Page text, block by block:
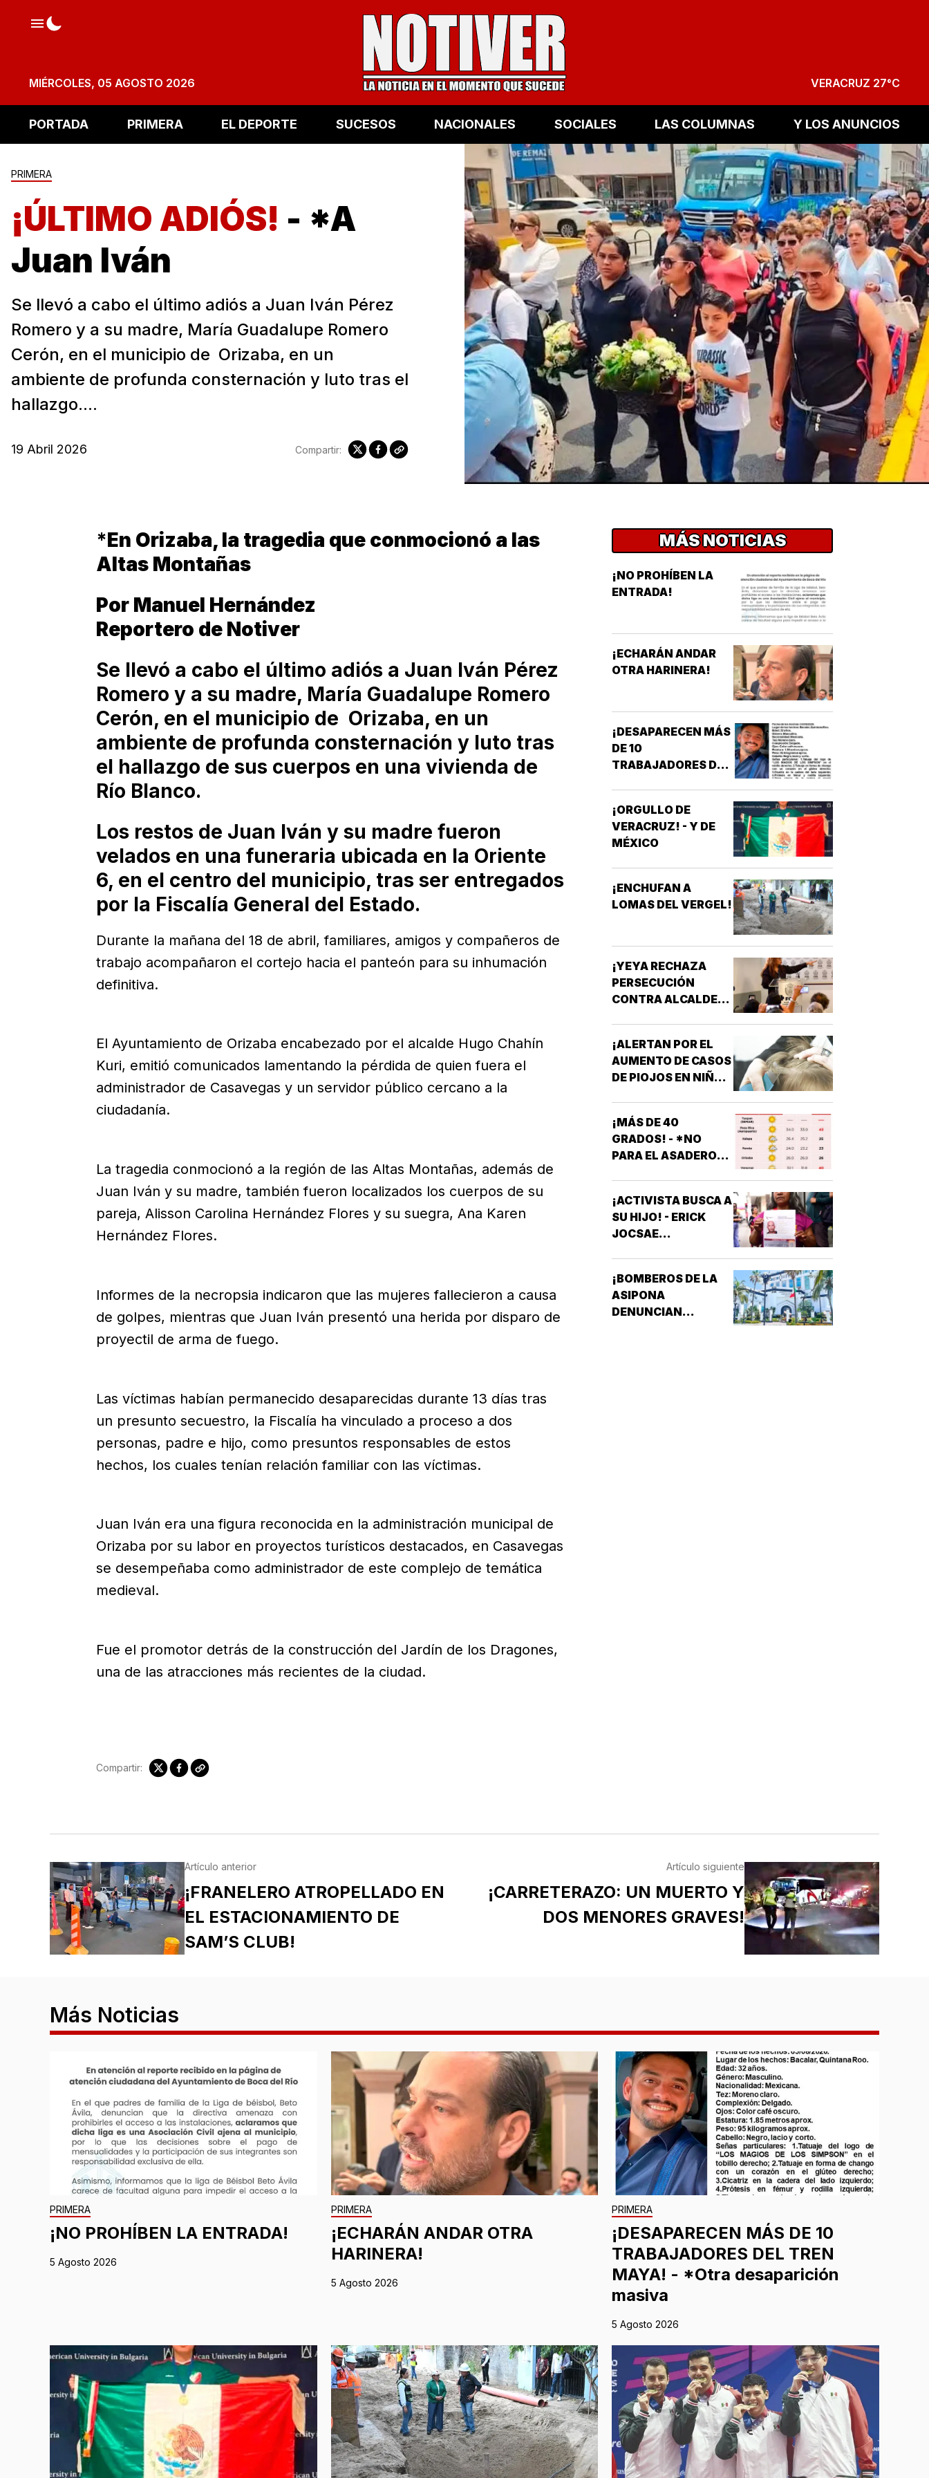
MIÉRCOLES, 05 AGOSTO 2026 VERACRUZ 27°C
PORTADA PRIMERA EL DEPORTE SUCESOS NACIONALES SOCIALES LAS COLUMNAS Y LOS ANUNCIOS
PRIMERA
¡ÚLTIMO ADIÓS! - *A
Juan Iván
Se llevó a cabo el último adiós a Juan Iván Pérez
Romero y a su madre, María Guadalupe Romero
Cerón, en el municipio de Orizaba, en un
ambiente de profunda consternación y luto tras el
hallazgo....
19 Abril 2026 Compartir:
*En Orizaba, la tragedia que conmocionó a las
Altas Montañas
Por Manuel Hernández
Reportero de Notiver
Se llevó a cabo el último adiós a Juan Iván Pérez
Romero y a su madre, María Guadalupe Romero
Cerón, en el municipio de Orizaba, en un
ambiente de profunda consternación y luto tras
el hallazgo de sus cuerpos en una vivienda de
Río Blanco.
Los restos de Juan Iván y su madre fueron
velados en una funeraria ubicada en la Oriente
6, en el centro del municipio, tras ser entregados
por la Fiscalía General del Estado.
Durante la mañana del 18 de abril, familiares, amigos y compañeros de
trabajo acompañaron el cortejo hacia el panteón para su inhumación
definitiva.
El Ayuntamiento de Orizaba encabezado por el alcalde Hugo Chahín
Kuri, emitió comunicados lamentando la pérdida de quien fuera el
administrador de Casavegas y un servidor público cercano a la
ciudadanía.
La tragedia conmocionó a la región de las Altas Montañas, además de
Juan Iván y su madre, también fueron localizados los cuerpos de su
pareja, Alisson Carolina Hernández Flores y su suegra, Ana Karen
Hernández Flores.
Informes de la necropsia indicaron que las mujeres fallecieron a causa
de golpes, mientras que Juan Iván presentó una herida por disparo de
proyectil de arma de fuego.
Las víctimas habían permanecido desaparecidas durante 13 días tras
un presunto secuestro, la Fiscalía ha vinculado a proceso a dos
personas, padre e hijo, como presuntos responsables de estos
hechos, los cuales tenían relación familiar con las víctimas.
Juan Iván era una figura reconocida en la administración municipal de
Orizaba por su labor en proyectos turísticos destacados, en Casavegas
se desempeñaba como administrador de este complejo de temática
medieval.
Fue el promotor detrás de la construcción del Jardín de los Dragones,
una de las atracciones más recientes de la ciudad.
Compartir:
MÁS NOTICIAS
¡NO PROHÍBEN LA
ENTRADA!
¡ECHARÁN ANDAR
OTRA HARINERA!
¡DESAPARECEN MÁS
DE 10
TRABAJADORES DEL
DESAPARICIÓN
MASIVA
¡ORGULLO DE
VERACRUZ! - Y DE
MÉXICO
¡ENCHUFAN A
LOMAS DEL VERGEL!
¡YEYA RECHAZA
PERSECUCIÓN
CONTRA ALCALDES!
¡ALERTAN POR EL
AUMENTO DE CASOS
DE PIOJOS EN NIÑOS
¡MÁS DE 40
GRADOS! - *NO
PARA EL ASADERO
¡ACTIVISTA BUSCA A
SU HIJO! - ERICK
JOCSAE
¡BOMBEROS DE LA
ASIPONA
DENUNCIAN
Artículo anterior
¡FRANELERO ATROPELLADO EN
EL ESTACIONAMIENTO DE
SAM’S CLUB!
Artículo siguiente
¡CARRETERAZO: UN MUERTO Y
DOS MENORES GRAVES!
Más Noticias
PRIMERA
¡NO PROHÍBEN LA ENTRADA!
5 Agosto 2026
PRIMERA
¡ECHARÁN ANDAR OTRA
HARINERA!
5 Agosto 2026
PRIMERA
¡DESAPARECEN MÁS DE 10
TRABAJADORES DEL TREN
MAYA! - *Otra desaparición
masiva
5 Agosto 2026